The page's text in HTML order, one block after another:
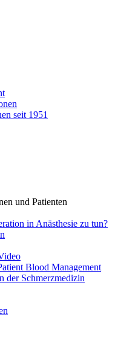
seit 1951
und Patienten
in Anästhesie zu tun?
Blood Management
der Schmerzmedizin